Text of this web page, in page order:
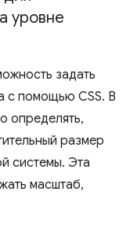
уровне
задать
с помощью CSS. В
определять,
размер
системы. Эта
масштаб,